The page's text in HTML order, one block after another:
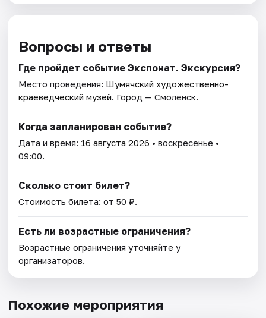
Вопросы и ответы
Где пройдет событие Экспонат. Экскурсия?
Место проведения: Шумячский художественно-
краеведческий музей. Город — Смоленск.
Когда запланирован событие?
Дата и время: 16 августа 2026 • воскресенье •
09:00.
Сколько стоит билет?
Стоимость билета: от 50 ₽.
Есть ли возрастные ограничения?
Возрастные ограничения уточняйте у
организаторов.
Похожие мероприятия